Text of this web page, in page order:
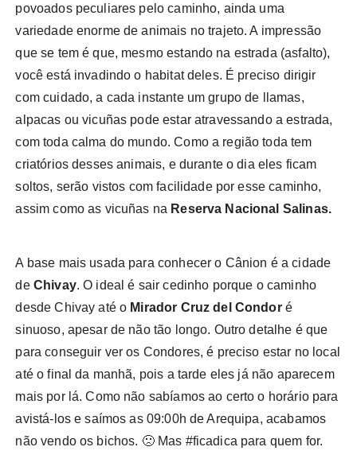
povoados peculiares pelo caminho, ainda uma
variedade enorme de animais no trajeto. A impressão
que se tem é que, mesmo estando na estrada (asfalto),
você está invadindo o habitat deles. É preciso dirigir
com cuidado, a cada instante um grupo de llamas,
alpacas ou vicuñas pode estar atravessando a estrada,
com toda calma do mundo. Como a região toda tem
criatórios desses animais, e durante o dia eles ficam
soltos, serão vistos com facilidade por esse caminho,
assim como as vicuñas na Reserva Nacional Salinas.
A base mais usada para conhecer o Cânion é a cidade
de Chivay. O ideal é sair cedinho porque o caminho
desde Chivay até o Mirador Cruz del Condoré
sinuoso, apesar de não tão longo. Outro detalhe é que
para conseguir ver os Condores, é preciso estar no local
até o final da manhã, pois a tarde eles já não aparecem
mais por lá. Como não sabíamos ao certo o horário para
avistá-los e saímos as 09:00h de Arequipa, acabamos
não vendo os bichos. 🙁 Mas #ficadica para quem for.